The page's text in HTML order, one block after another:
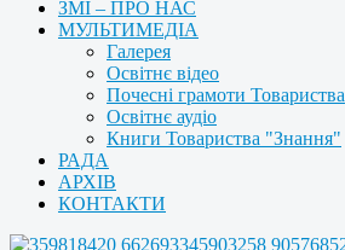
ЗМІ – ПРО НАС
МУЛЬТИМЕДІА
Галерея
Освітнє відео
Почесні грамоти Товариства
Освітнє аудіо
Книги Товариства "Знання"
РАДА
АРХІВ
КОНТАКТИ